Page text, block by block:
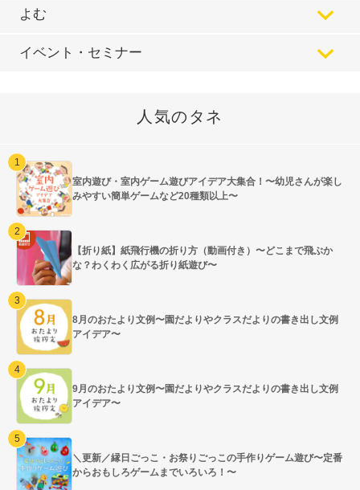
よむ
イベント・セミナー
人気のタネ
室内遊び・室内ゲーム遊びアイデア大集合！〜幼児さんが楽し
みやすい簡単ゲームなど20種類以上〜
【折り紙】紙飛行機の折り方（動画付き）〜どこまで飛ぶか
な？わくわく広がる折り紙遊び〜
8月のおたより文例〜園だよりやクラスだよりの書き出し文例
アイデア〜
9月のおたより文例〜園だよりやクラスだよりの書き出し文例
アイデア〜
＼更新／縁日ごっこ・お祭りごっこの手作りゲーム遊び〜定番
からおもしろゲームまでいろいろ！〜